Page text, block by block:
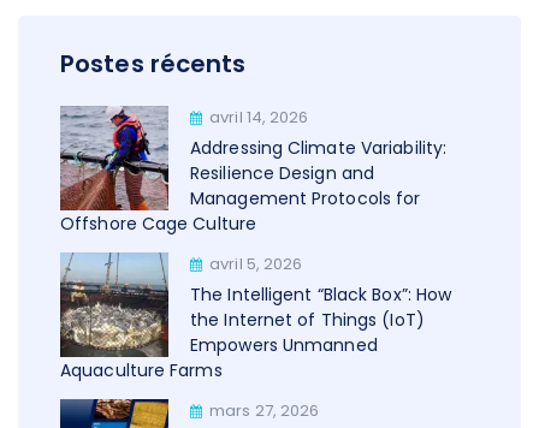
Postes récents
avril 14, 2026
Addressing Climate Variability:
Resilience Design and
Management Protocols for
Offshore Cage Culture
avril 5, 2026
The Intelligent “Black Box”: How
the Internet of Things (IoT)
Empowers Unmanned
Aquaculture Farms
mars 27, 2026